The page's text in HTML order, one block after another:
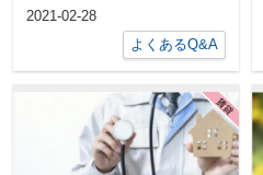
てるものは？A,主なものとして、
2021-02-28
よくあるQ&A